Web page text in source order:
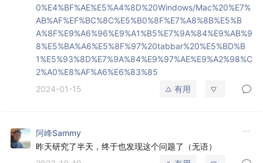
0%E4%BF%AE%E5%A4%8D%20Windows/Mac%20%E7%
AB%AF%EF%BC%8C%E5%B0%8F%E7%A8%8B%E5%B
A%8F%E9%A6%96%E9%A1%B5%E7%9A%84%E9%AB%9
8%E5%BA%A6%E5%8F%97%20tabbar%20%E5%BD%B
1%E5%93%8D%E7%9A%84%E9%97%AE%E9%A2%98%C
2%A0%E8%AF%A6%E6%83%85
2024-01-15
有用
阿峰Sammy
昨天研究了半天，终于也发现这个问题了（无语）